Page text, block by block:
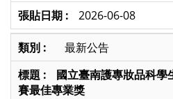
2026-06-08
最新公告
國立臺南護專妝品科學
賽最佳專業獎